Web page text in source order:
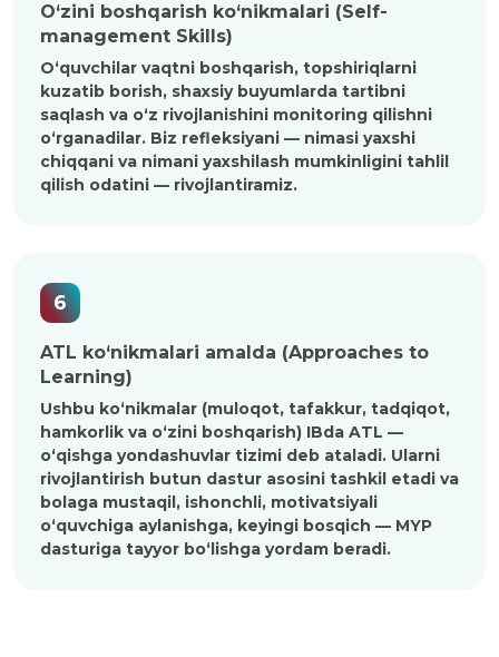
O‘zini boshqarish ko‘nikmalari (Self-
management Skills)
O‘quvchilar vaqtni boshqarish, topshiriqlarni
kuzatib borish, shaxsiy buyumlarda tartibni
saqlash va o‘z rivojlanishini monitoring qilishni
o‘rganadilar. Biz refleksiyani — nimasi yaxshi
chiqqani va nimani yaxshilash mumkinligini tahlil
qilish odatini — rivojlantiramiz.
6
ATL ko‘nikmalari amalda (Approaches to
Learning)
Ushbu ko‘nikmalar (muloqot, tafakkur, tadqiqot,
hamkorlik va o‘zini boshqarish) IBda ATL —
o‘qishga yondashuvlar tizimi deb ataladi. Ularni
rivojlantirish butun dastur asosini tashkil etadi va
bolaga mustaqil, ishonchli, motivatsiyali
o‘quvchiga aylanishga, keyingi bosqich — MYP
dasturiga tayyor bo‘lishga yordam beradi.